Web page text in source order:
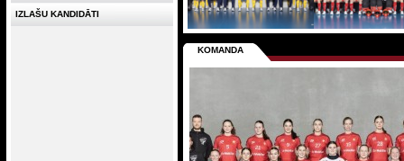
KOMANDA
IZLAŠU KANDIDĀTI